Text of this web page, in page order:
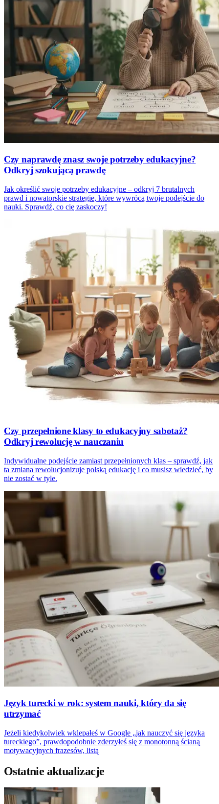
Czy naprawdę znasz swoje potrzeby edukacyjne?
Odkryj szokującą prawdę
Jak określić swoje potrzeby edukacyjne – odkryj 7 brutalnych
prawd i nowatorskie strategie, które wywrócą twoje podejście do
nauki. Sprawdź, co cię zaskoczy!
Czy przepełnione klasy to edukacyjny sabotaż?
Odkryj rewolucję w nauczaniu
Indywidualne podejście zamiast przepełnionych klas – sprawdź, jak
ta zmiana rewolucjonizuje polską edukację i co musisz wiedzieć, by
nie zostać w tyle.
Język turecki w rok: system nauki, który da się
utrzymać
Jeżeli kiedykolwiek wklepałeś w Google „jak nauczyć się języka
tureckiego”, prawdopodobnie zderzyłeś się z monotonną ścianą
motywacyjnych frazesów, listą
Ostatnie aktualizacje